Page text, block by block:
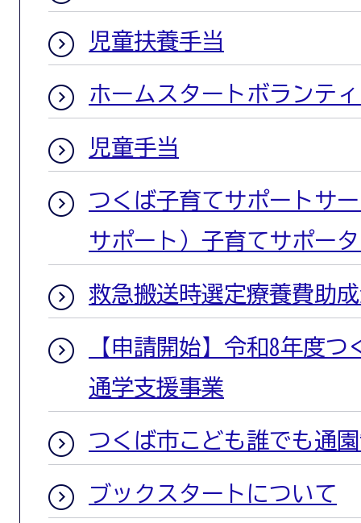
児童扶養手当
ホームスタートボランテ
児童手当
つくば子育てサポートサ
サポート）子育てサポー
救急搬送時選定療養費助
【申請開始】令和8年度
通学支援事業
つくば市こども誰でも通
ブックスタートについて